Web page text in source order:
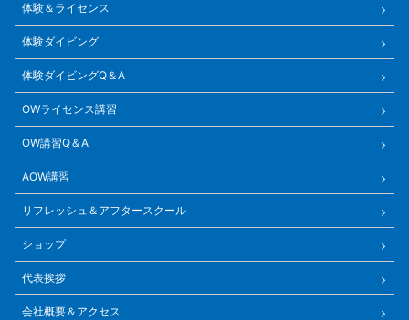
体験＆ライセンス
体験ダイビング
体験ダイビングQ＆A
OWライセンス講習
OW講習Q＆A
AOW講習
リフレッシュ＆アフタースクール
ショップ
代表挨拶
会社概要＆アクセス